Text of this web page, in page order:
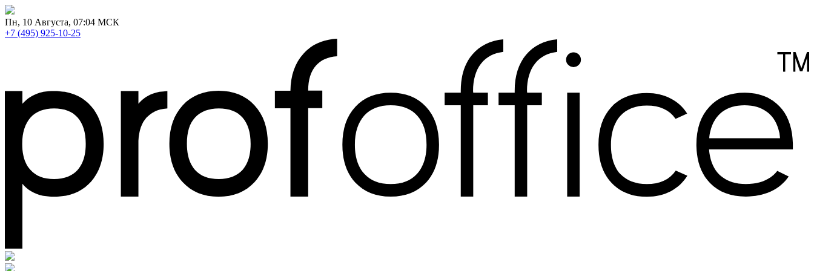
Пн, 10 Августа, 07:04 МСК
+7 (495) 925-10-25